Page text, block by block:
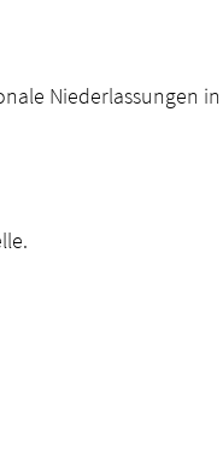
Niederlassungen